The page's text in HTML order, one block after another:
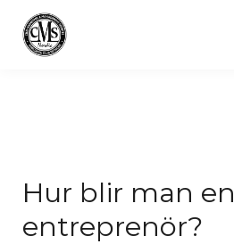
Hur blir man en
entreprenör?